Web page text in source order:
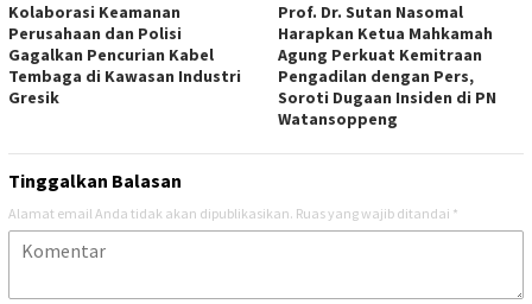
Kolaborasi Keamanan
Perusahaan dan Polisi
Gagalkan Pencurian Kabel
Tembaga di Kawasan Industri
Gresik
Prof. Dr. Sutan Nasomal
Harapkan Ketua Mahkamah
Agung Perkuat Kemitraan
Pengadilan dengan Pers,
Soroti Dugaan Insiden di PN
Watansoppeng
Tinggalkan Balasan
Alamat email Anda tidak akan dipublikasikan. Ruas yang wajib ditandai *